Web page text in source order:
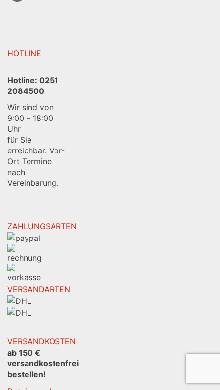
HOTLINE
Hotline: 0251
2084500
Wir sind von
9:00 – 18:00
Uhr
für Sie
erreichbar. Vor-
Ort Termine
nach
Vereinbarung.
ZAHLUNGSARTEN
VERSANDARTEN
VERSANDKOSTEN
ab 150 €
versandkostenfrei
bestellen!